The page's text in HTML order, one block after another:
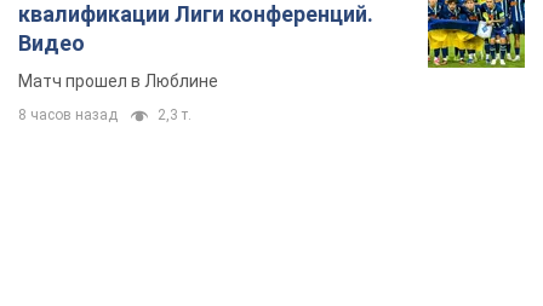
квалификации Лиги конференций.
Видео
Матч прошел в Люблине
8 часов назад 2,3 т.